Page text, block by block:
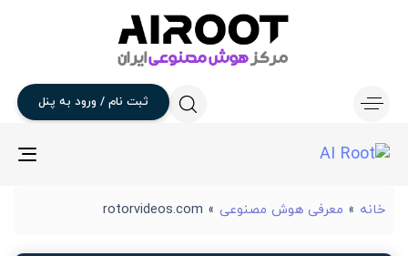
ثبت نام / ورود به پنل
خانه » معرفی هوش مصنوعی »
rotorvideos.com